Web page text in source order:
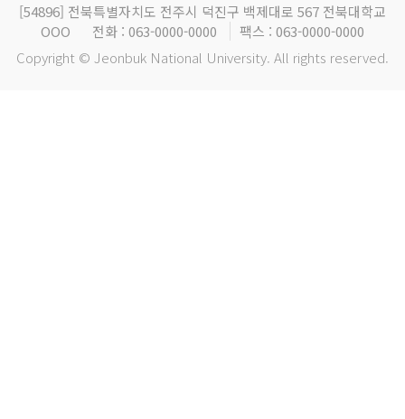
[54896] 전북특별자치도 전주시 덕진구 백제대로 567 전북대학교
OOO
전화 : 063-0000-0000
팩스 : 063-0000-0000
Copyright © Jeonbuk National University. All rights reserved.